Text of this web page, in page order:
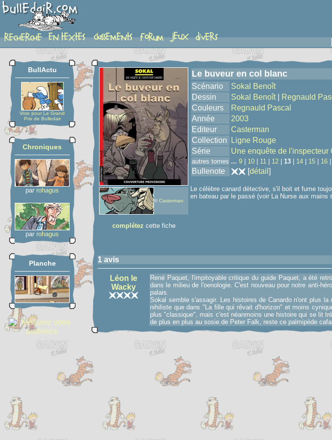
album
BullActu
Vote pour Le Grand
Prix de Bulledair
Chroniques
par rohagus
par rohagus
Planche
© Casterman
complétez cette fiche
Le buveur en col blanc
Scénario
Sokal Benoît
Dessin
Sokal Benoît|
Regnauld
Couleurs
Regnauld Pascal
Année
2003
Editeur
Casterman
Collection
Ligne Rouge
Série
Une enquête de l'inspecteur
autres tomes ... 9 10 11 12 13 14 15 16
Bullenote [détail ]
Le célèbre canard détective, s'il boit et fume
en bateau par le passé (voir La Nurse aux
1 avis
Léon le
Wacky
René Paquet, l'impitoyable critique du guide Paquet, a été
dans le milieu de l'oenologie. C'est nouveau pour notre anti-
palais.
Sokal semble s'assagir. Les histoires de Canardo n'ont plus
nihiliste que dans "La fille qui rêvait d'horizon" et moins
plus "classique", mais c'est néanmoins une histoire qui se lit
de plus en plus au sosie de Peter Falk, reste ce palmipède